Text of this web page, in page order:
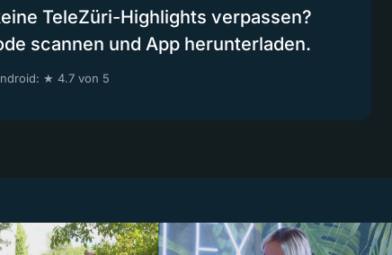
TeleZüri-Highlights verpassen?
scannen und App herunterladen.
★ 4.7 von 5